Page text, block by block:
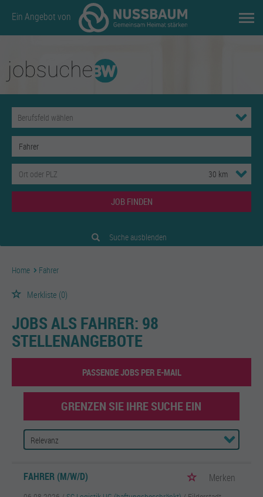
Ein Angebot von
JOB FINDEN
Suche ausblenden
Home Fahrer
Merkliste (0)
JOBS ALS FAHRER: 98
STELLENANGEBOTE
PASSENDE JOBS PER E-MAIL
GRENZEN SIE IHRE SUCHE EIN
FAHRER (M/W/D) Merken